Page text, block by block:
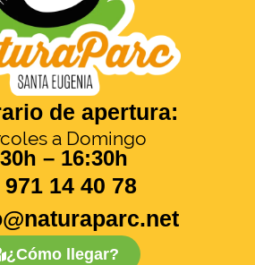
de apertura:
a Domingo
– 16:30h
971 14 40 78
¿Cómo llegar?